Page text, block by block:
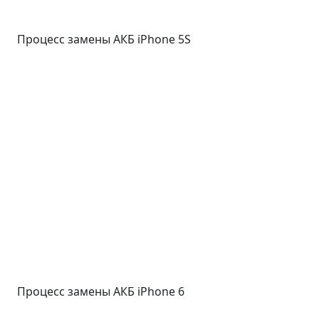
Процесс замены АКБ iPhone 5S
Процесс замены АКБ iPhone 6